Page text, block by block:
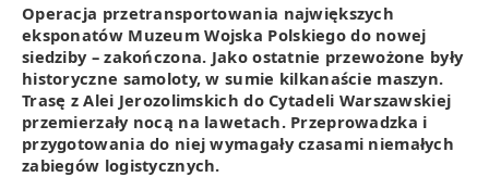
Operacja przetransportowania największych
eksponatów Muzeum Wojska Polskiego do nowej
siedziby – zakończona. Jako ostatnie przewożone były
historyczne samoloty, w sumie kilkanaście maszyn.
Trasę z Alei Jerozolimskich do Cytadeli Warszawskiej
przemierzały nocą na lawetach. Przeprowadzka i
przygotowania do niej wymagały czasami niemałych
zabiegów logistycznych.